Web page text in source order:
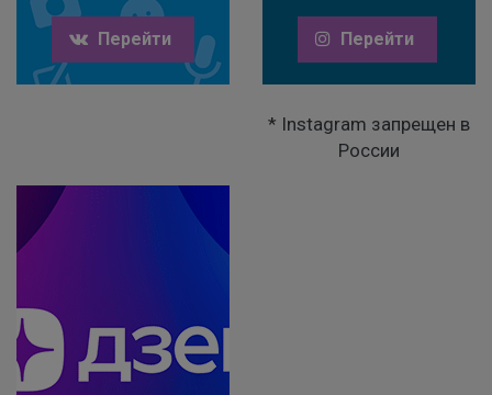
Перейти Перейти
* Instagram запрещен в
России